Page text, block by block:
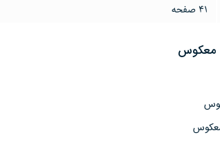
41 صفحه
معکوس